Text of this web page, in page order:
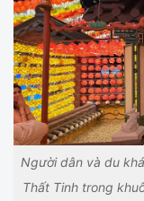
Người dân và du
Thất Tinh trong